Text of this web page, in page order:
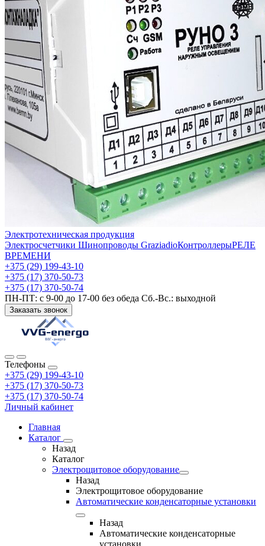
Электротехническая продукция
Электросчетчики Шинопроводы GraziadioКонтроллерыРЕЛЕ
ВРЕМЕНИ
+375 (29) 199-43-10
+375 (17) 370-50-73
+375 (17) 370-50-74
ПН-ПТ: с 9-00 до 17-00 без обеда Сб.-Вс.: выходной
Заказать звонок
Телефоны
+375 (29) 199-43-10
+375 (17) 370-50-73
+375 (17) 370-50-74
Личный кабинет
Главная
Каталог
Назад
Каталог
Электрощитовое оборудование
Назад
Электрощитовое оборудование
Автоматические конденсаторные установки
Назад
Автоматические конденсаторные
установки